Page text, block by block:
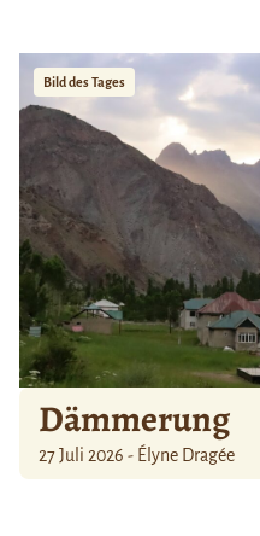
Bild des Tages
Dämmerung
27 Juli 2026 - Élyne Dragée